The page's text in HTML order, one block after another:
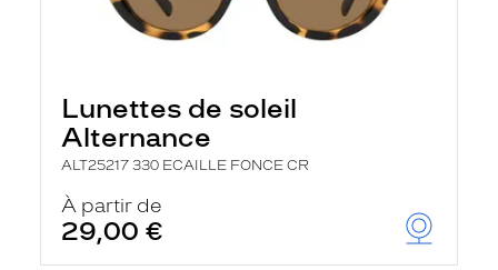
Lunettes de soleil
Alternance
ALT25217 330 ECAILLE FONCE CR
À partir de
29,00 €